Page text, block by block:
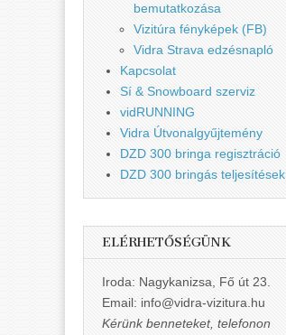
bemutatkozása
Vizitúra fényképek (FB)
Vidra Strava edzésnapló
Kapcsolat
Sí & Snowboard szerviz
vidRUNNING
Vidra Útvonalgyűjtemény
DZD 300 bringa regisztráció
DZD 300 bringás teljesítések
ELÉRHETŐSÉGÜNK
Iroda: Nagykanizsa, Fő út 23.
Email: info@vidra-vizitura.hu
Kérünk benneteket, telefonon